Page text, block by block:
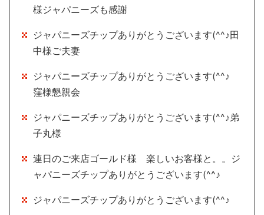
様ジャパニーズも感謝
ジャパニーズチップありがとうございます(^^♪田
中様ご夫妻
ジャパニーズチップありがとうございます(^^♪
窪様懇親会
ジャパニーズチップありがとうございます(^^♪弟
子丸様
連日のご来店ゴールド様 楽しいお客様と。。ジ
ャパニーズチップありがとうございます(^^♪
ジャパニーズチップありがとうございます(^^♪